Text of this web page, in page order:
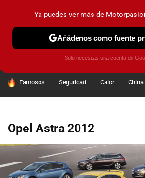
PRUEBAS COCHES ELÉCTRICOS
HOY SE HABLA DE
Famosos Seguridad Calor China
Opel Astra 2012
Ya puedes ver más de
Añádenos como fuente
Solo necesitas una cuenta de